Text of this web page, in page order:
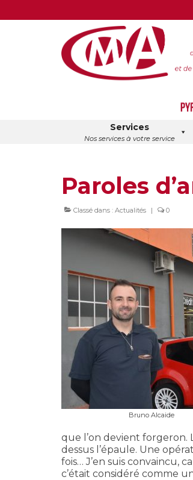
Services
Nos services à votre service
Paroles
Classé dans : Actualités | 0
Bruno Alcaide
que l’on devient forgeron.
dessus l’épaule. Une
fois… J’en suis convaincu,
c’était considéré comme